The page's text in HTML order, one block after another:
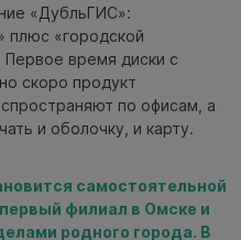
«ДубльГИС»:
плюс «городской
время диски с
скоро продукт
по офисам, а
и оболочку, и карту.
самостоятельной
филиал в Омске и
родного города. В